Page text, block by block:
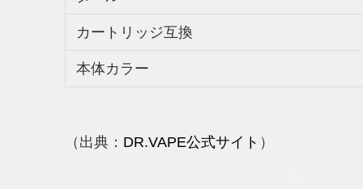
カートリッジ互換
本体カラー
（出典： DR.VAPE公式サイト ）